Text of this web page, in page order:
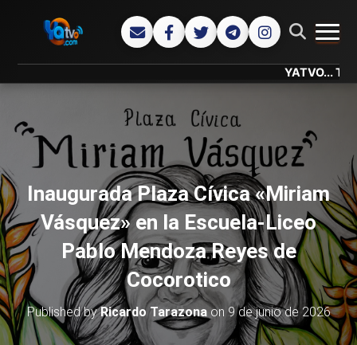
YATVO... Tu
Inaugurada Plaza Cívica «Miriam
Vásquez» en la Escuela-Liceo
Pablo Mendoza Reyes de
Cocorotico
Published byRicardo Tarazonaon 9 de junio de 2026